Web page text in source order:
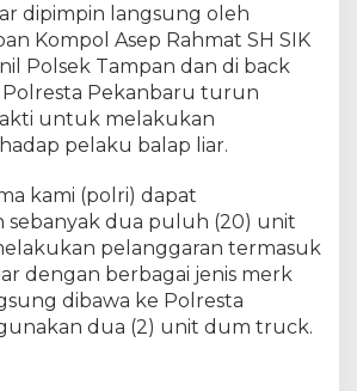
r
2
0
U
n
i
R
a
n
r
R
dipimpin langsung oleh
Kompol Asep Rahmat SH SIK
Polsek Tampan dan di back
Polresta Pekanbaru turun
untuk melakukan
pelaku balap liar.
kami (polri) dapat
sebanyak dua puluh (20) unit
pelanggaran termasuk
dengan berbagai jenis merk
dibawa ke Polresta
dua (2) unit dum truck.